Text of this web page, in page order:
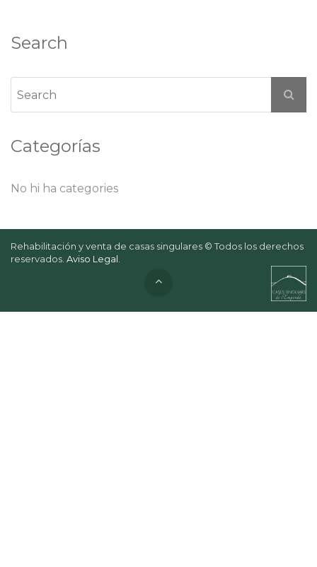
Search
Categorías
No hi ha categories
Rehabilitación y venta de casas singulares © Todos los derechos
reservados. Aviso Legal